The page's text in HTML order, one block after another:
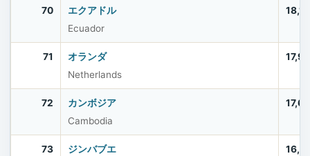
70
エクアドル
Ecuador
71
オランダ
Netherlands
72
カンボジア
Cambodia
73
ジンバブエ